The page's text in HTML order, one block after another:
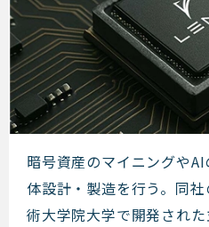
LENZO
暗号資産のマイニングや
体設計・製造を行う。同
術大学院大学で開発され